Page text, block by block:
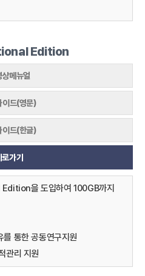
Edition
상메뉴얼
이드(영문)
이드(한글)
로가기
을 도입하여 100GB까지
를 통한 공동연구지원
관리 지원